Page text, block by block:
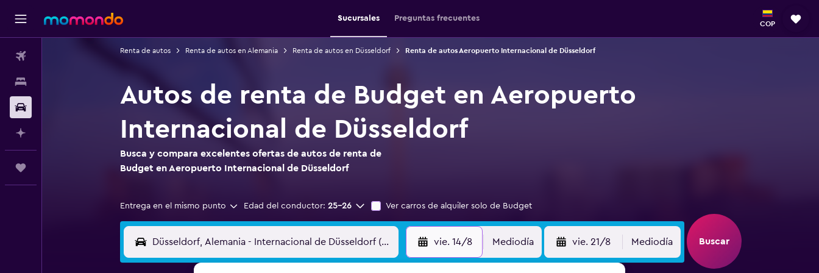
Sucursales Preguntas frecuentes
COP
Renta de autos Renta de autos en Alemania Renta de autos en Düsseldorf Renta de autos Aeropuerto Internacional de Düsseldorf
Autos de renta de Budget en Aeropuerto
Internacional de Düsseldorf
Busca y compara excelentes ofertas de autos de renta de
Budget en Aeropuerto Internacional de Düsseldorf
Entrega en el mismo punto Edad del conductor: 25-26 Ver carros de alquiler solo de Budget
vie. 14/8 Mediodía vie. 21/8 Mediodía Buscar